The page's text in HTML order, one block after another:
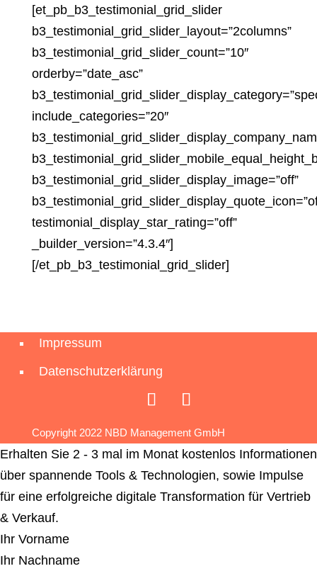
[et_pb_b3_testimonial_grid_slider
b3_testimonial_grid_slider_layout=”2columns”
b3_testimonial_grid_slider_count=”10″
orderby=”date_asc”
include_categories=”20″
b3_testimonial_grid_slider_display_image=”off”
testimonial_display_star_rating=”off”
_builder_version=”4.3.4″]
[/et_pb_b3_testimonial_grid_slider]
Impressum
Datenschutzerklärung
Copyright 2022 NBD Management GmbH
Erhalten Sie 2 - 3 mal im Monat kostenlos Informationen
über spannende Tools & Technologien, sowie Impulse
für eine erfolgreiche digitale Transformation für Vertrieb
& Verkauf.
Ihr Vorname
Ihr Nachname